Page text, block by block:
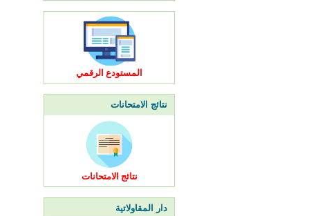
المستودع الرقمي
نتائج الامتحانات
نتائج الامتحانات
دار المقاولاتية